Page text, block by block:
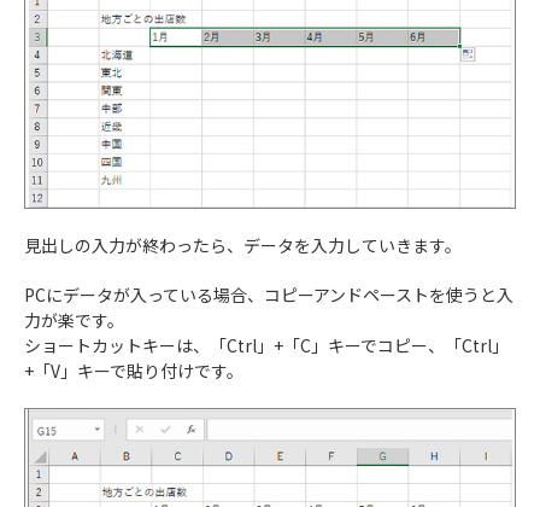
見出しの入力が終わったら、データを入力していきます。
PCにデータが入っている場合、コピーアンドペーストを使うと入
力が楽です。
ショートカットキーは、「Ctrl」+「C」キーでコピー、「Ctrl」
+「V」キーで貼り付けです。